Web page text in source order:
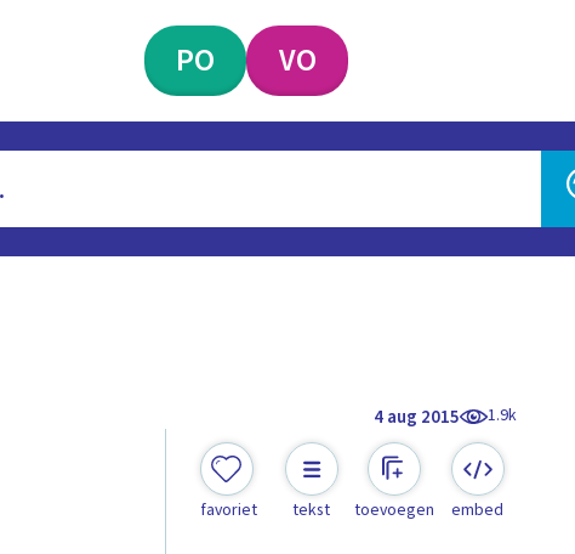
PO VO
4 aug 2015 1.9k
favoriet tekst toevoegen embed